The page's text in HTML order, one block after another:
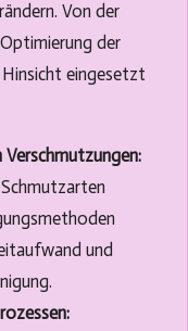
Von der
der
Hinsicht eingesetzt
und